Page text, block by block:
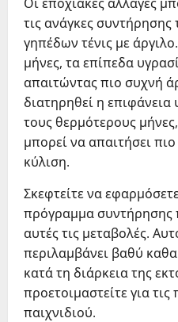
τις ανάγκες
γηπέδων τένις με
μήνες, τα επίπεδα
απαιτώντας πιο συχνή
διατηρηθεί η επιφάνεια
τους θερμότερους
μπορεί να απαιτήσει
κύλιση.
Σκεφτείτε να
πρόγραμμα συντήρησης
αυτές τις μεταβολές.
περιλαμβάνει βαθύ
κατά τη διάρκεια της
προετοιμαστείτε για
παιχνιδιού.